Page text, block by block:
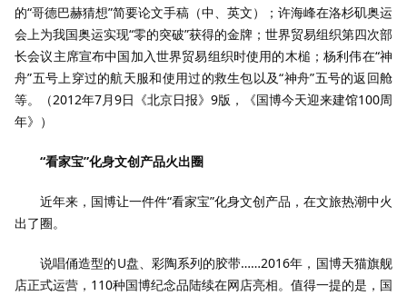
的“哥德巴赫猜想”简要论文手稿（中、英文）；许海峰在洛杉矶奥运
会上为我国奥运实现“零的突破”获得的金牌；世界贸易组织第四次部
长会议主席宣布中国加入世界贸易组织时使用的木槌；杨利伟在“神
舟”五号上穿过的航天服和使用过的救生包以及“神舟”五号的返回舱
等。（2012年7月9日《北京日报》9版，《国博今天迎来建馆100周
年》）
“看家宝”化身文创产品火出圈
近年来，国博让一件件“看家宝”化身文创产品，在文旅热潮中火
出了圈。
说唱俑造型的U盘、彩陶系列的胶带……2016年，国博天猫旗舰
店正式运营，110种国博纪念品陆续在网店亮相。值得一提的是，国